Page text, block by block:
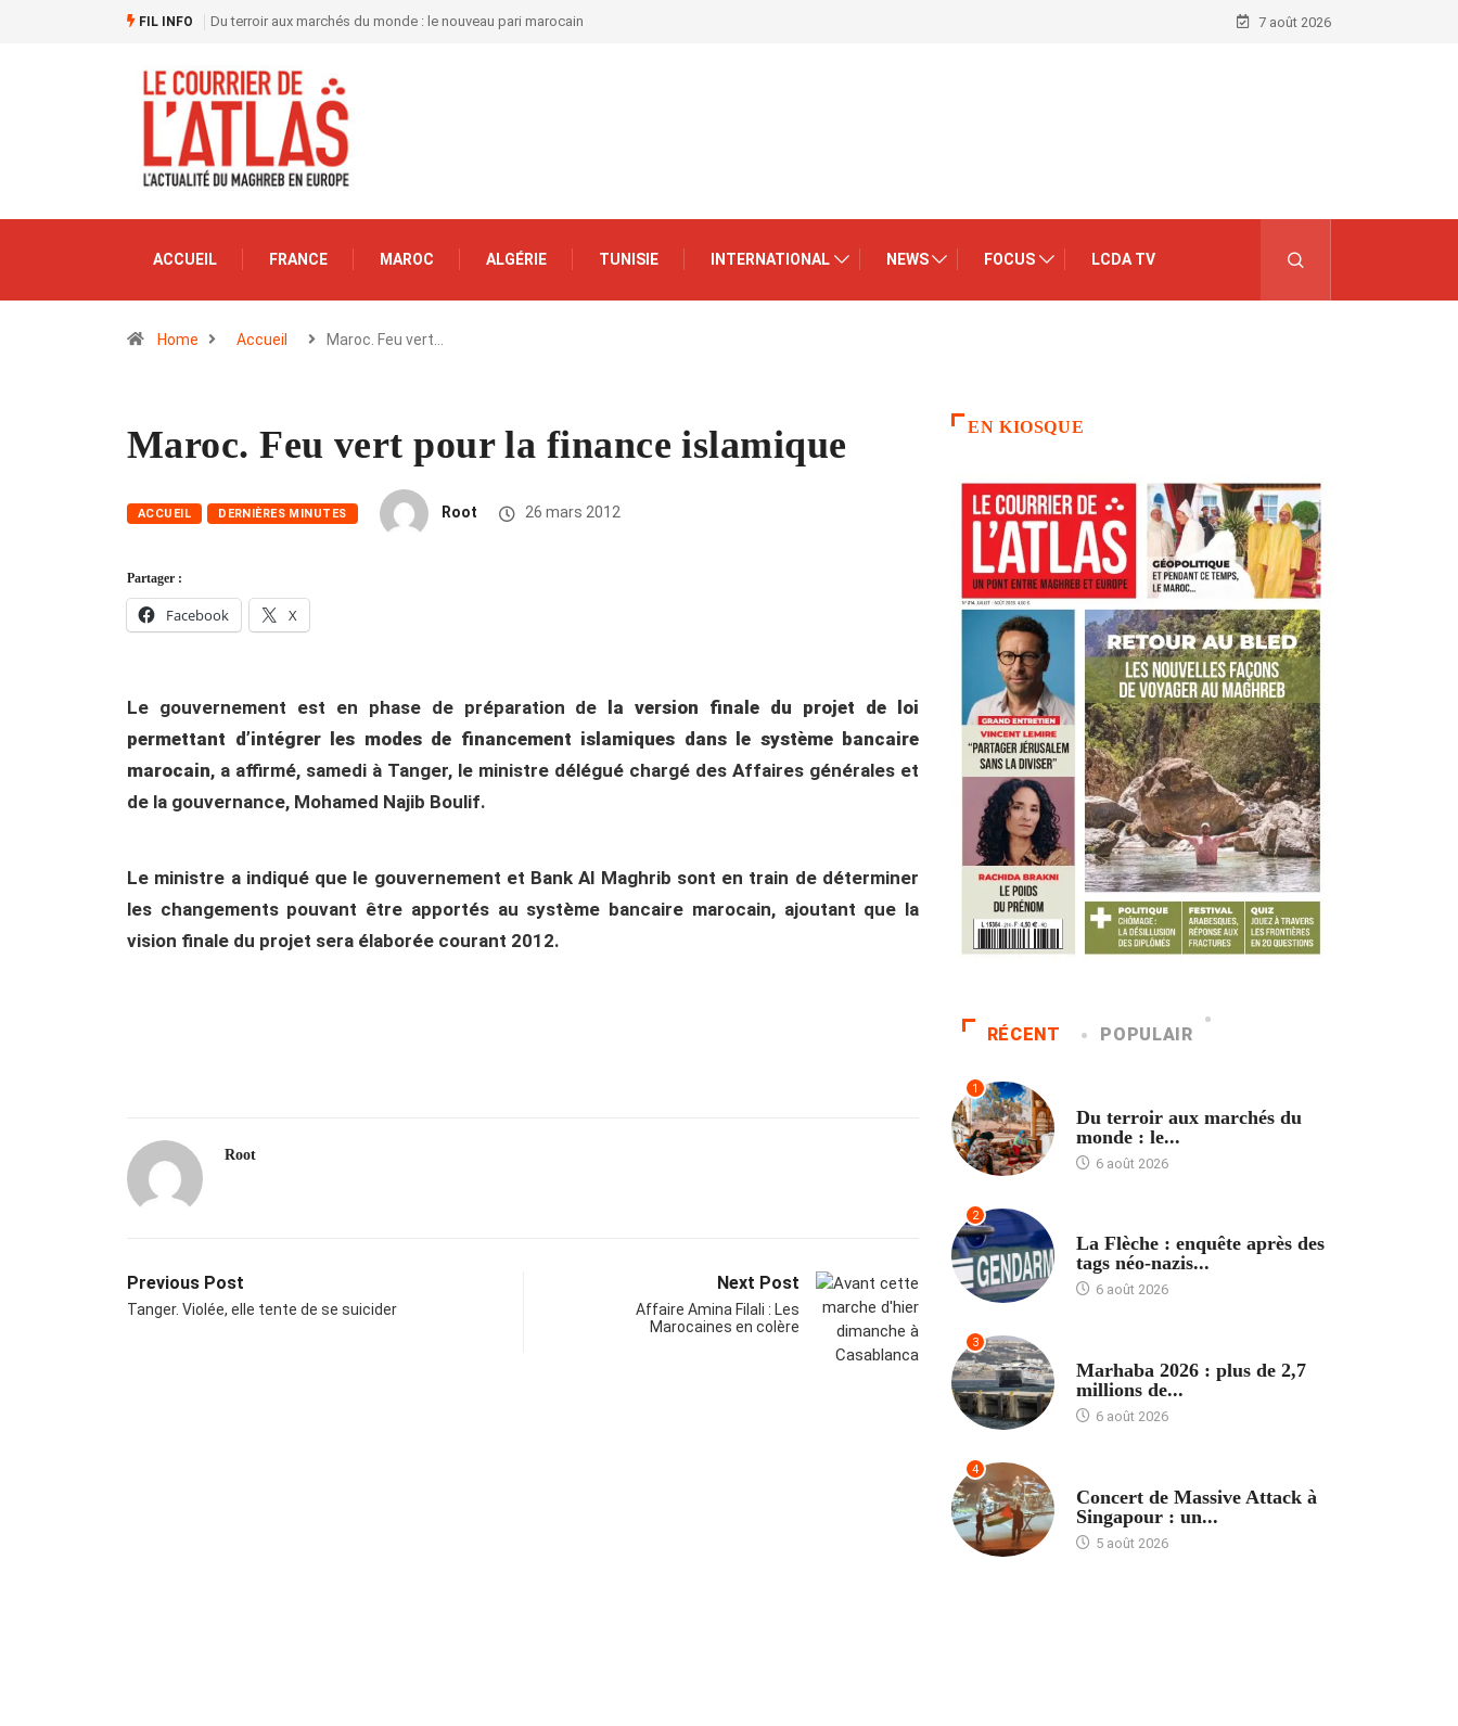
FIL INFO Du terroir aux marchés du monde : le nouveau pari marocain 7 août 2026
ACCUEIL FRANCE MAROC ALGÉRIE TUNISIE INTERNATIONAL NEWS FOCUS LCDA TV
Home Accueil Maroc. Feu vert…
Maroc. Feu vert pour la finance islamique
ACCUEIL DERNIÈRES MINUTES Root 26 mars 2012
Partager :
Facebook X
Le gouvernement est en phase de préparation de la version finale du projet de loi
permettant d’intégrer les modes de financement islamiques dans le système bancaire
marocain, a affirmé, samedi à Tanger, le ministre délégué chargé des Affaires générales et
de la gouvernance, Mohamed Najib Boulif.
Le ministre a indiqué que le gouvernement et Bank Al Maghrib sont en train de déterminer
les changements pouvant être apportés au système bancaire marocain, ajoutant que la
vision finale du projet sera élaborée courant 2012.
Root
Previous Post
Tanger. Violée, elle tente de se suicider
Next Post
Affaire Amina Filali : Les
Marocaines en colère
EN KIOSQUE
RÉCENT POPULAIR
1
Du terroir aux marchés du
monde : le...
6 août 2026
2
La Flèche : enquête après des
tags néo-nazis...
6 août 2026
3
Marhaba 2026 : plus de 2,7
millions de...
6 août 2026
4
Concert de Massive Attack à
Singapour : un...
5 août 2026